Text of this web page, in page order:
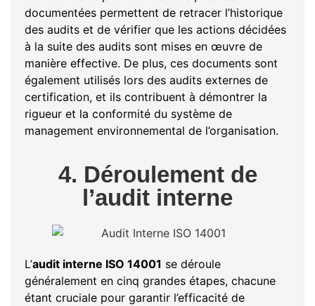
documentées permettent de retracer l’historique
des audits et de vérifier que les actions décidées
à la suite des audits sont mises en œuvre de
manière effective. De plus, ces documents sont
également utilisés lors des audits externes de
certification, et ils contribuent à démontrer la
rigueur et la conformité du système de
management environnemental de l’organisation.
4. Déroulement de
l’audit interne
L’audit interne ISO 14001 se déroule
généralement en cinq grandes étapes, chacune
étant cruciale pour garantir l’efficacité de